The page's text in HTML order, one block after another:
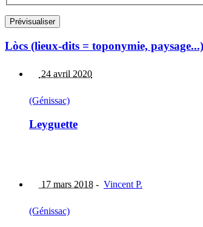
Lòcs (lieux-dits = toponymie,
24 avril 2020
(Génissac)
Leyguette
17 mars 2018 - Vincent P.
(Génissac)